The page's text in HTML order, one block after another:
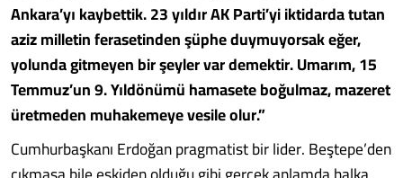
Ankara’yı kaybettik. 23 yıldır AK Parti’yi iktidarda tutan
aziz milletin ferasetinden şüphe duymuyorsak eğer,
yolunda gitmeyen bir şeyler var demektir. Umarım, 15
Temmuz’un 9. Yıldönümü hamasete boğulmaz, mazeret
üretmeden muhakemeye vesile olur.”
Cumhurbaşkanı Erdoğan pragmatist bir lider. Beştepe’den